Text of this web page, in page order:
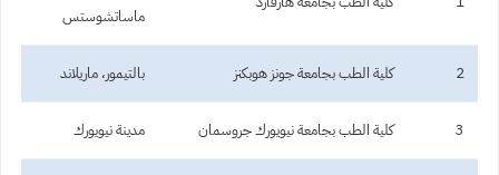
ماساتشوستس
2 كلية الطب بجامعة جونز هوبكنز بالتيمور، ماريلاند
3 كلية الطب بجامعة نيويورك جروسمان مدينة نيويورك